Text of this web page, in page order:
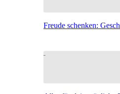
Freude schenken: